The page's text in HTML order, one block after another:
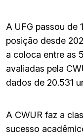
A UFG passou de
posição desde
a coloca entre as
avaliadas pela
dados de 20.531
A CWUR faz a
sucesso